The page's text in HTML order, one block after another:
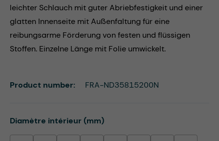
leichter Schlauch mit guter Abriebfestigkeit und einer
glatten Innenseite mit Außenfaltung für eine
reibungsarme Förderung von festen und flüssigen
Stoffen. Einzelne Länge mit Folie umwickelt.
Select
Diamètre intérieur (mm)
Product number: FRA-ND35815200N